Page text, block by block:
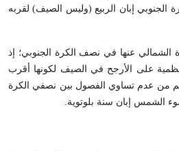
الجنوبي إبان الربيع (وليس الصيف) لقربه
عنها في نصف الكرة الجنوبي؛ إذ
على الأرجح في الصيف لكونها أقرب
من عدم تساوي الفصول بين نصفي الكرة
الشمس إبان سنة بلوتوية.